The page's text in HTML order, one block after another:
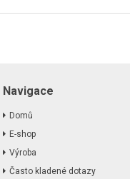
Navigace
Domů
E-shop
Výroba
Často kladené dotazy